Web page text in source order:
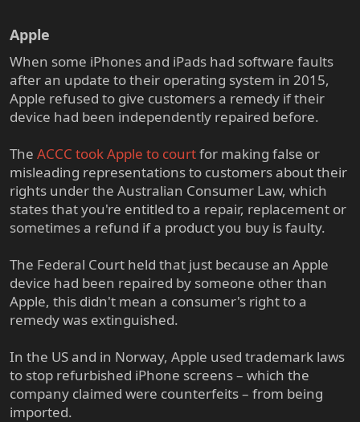
Apple​
When some iPhones and iPads had software faults
after an update to their operating system in 2015,
Apple refused to give customers a remedy if their
device had been independently repaired before.
The ACCC took Apple to courtfor making false or
misleading representations to customers about their
rights under the Australian Consumer Law, which
states that you're entitled to a repair, replacement or
sometimes a refund if a product you buy is faulty.
The Federal Court held that just because an Apple
device had been repaired by someone other than
Apple, this didn't mean a consumer's right to a
remedy was extinguished.
In the US and in Norway, Apple used trademark laws
to stop refurbished iPhone screens – which the
company claimed were counterfeits – from being
imported.